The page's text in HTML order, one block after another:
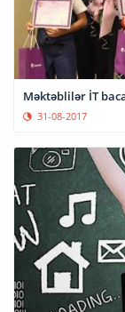
Məktəblilər İT
31-08-2017